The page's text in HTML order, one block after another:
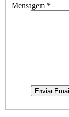
Mensagem *
Enviar Email